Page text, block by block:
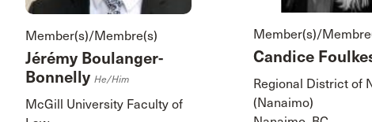
Member(s)/Membre(s)
Jérémy Boulanger-
Bonnelly He/him
McGill University Faculty of
Member(s)/
Candice
Regional District of
(Nanaimo)